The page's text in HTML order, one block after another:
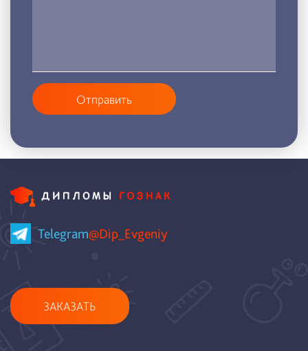
Отправить
Telegram@Dip_Evgeniy
ЗАКАЗАТЬ